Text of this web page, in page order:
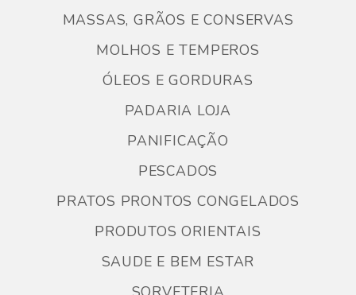
MASSAS, GRÃOS E CONSERVAS
MOLHOS E TEMPEROS
ÓLEOS E GORDURAS
PADARIA LOJA
PANIFICAÇÃO
PESCADOS
PRATOS PRONTOS CONGELADOS
PRODUTOS ORIENTAIS
SAUDE E BEM ESTAR